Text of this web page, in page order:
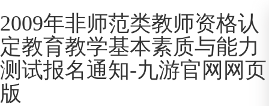
2009年非师范类教师资格认
定教育教学基本素质与能力
测试报名通知-九游官网网页
版